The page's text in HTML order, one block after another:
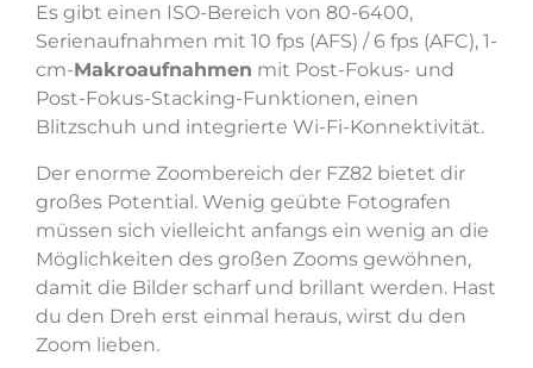
Es gibt einen ISO-Bereich von 80-6400,
Serienaufnahmen mit 10 fps (AFS) / 6 fps (AFC), 1-
cm-Makroaufnahmen mit Post-Fokus- und
Post-Fokus-Stacking-Funktionen, einen
Blitzschuh und integrierte Wi-Fi-Konnektivität.
Der enorme Zoombereich der FZ82 bietet dir
großes Potential. Wenig geübte Fotografen
müssen sich vielleicht anfangs ein wenig an die
Möglichkeiten des großen Zooms gewöhnen,
damit die Bilder scharf und brillant werden. Hast
du den Dreh erst einmal heraus, wirst du den
Zoom lieben.